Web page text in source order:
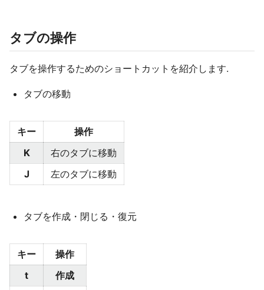
タブの操作
タブを操作するためのショートカットを紹介します.
タブの移動
キー
操作
K
右のタブに移動
J
左のタブに移動
タブを作成・閉じる・復元
キー
操作
t
作成